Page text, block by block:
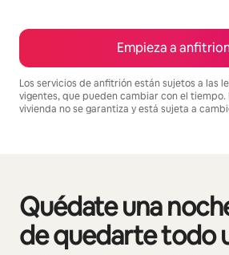
Empieza a
Los servicios de anfitrión están sujetos a las
vigentes, que pueden cambiar con el
vivienda no se garantiza y está sujeta a
Quédate una
de quedarte todo
Se muestran0 de 0 elementos